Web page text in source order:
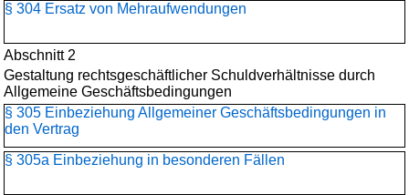
§ 304 Ersatz von Mehraufwendungen
Abschnitt 2
Gestaltung rechtsgeschäftlicher Schuldverhältnisse durch
Allgemeine Geschäftsbedingungen
§ 305 Einbeziehung Allgemeiner Geschäftsbedingungen in
den Vertrag
§ 305a Einbeziehung in besonderen Fällen